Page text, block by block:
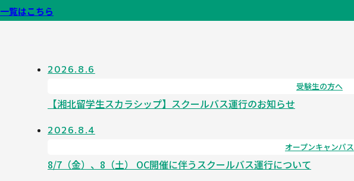
一覧はこちら
2026.8.6
受験生の方へ
【湘北留学生スカラシップ】スクールバス運行のお知らせ
2026.8.4
オープンキャンパス
8/7（金）、8（土） OC開催に伴うスクールバス運行について